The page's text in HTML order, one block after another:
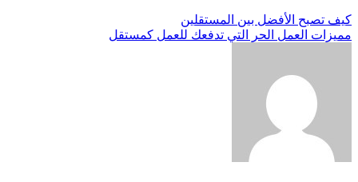
تصفّح
المقالات
كيف تصبح الأفضل بين المستقلين
مميزات العمل الحر التي تدفعك للعمل كمستقل